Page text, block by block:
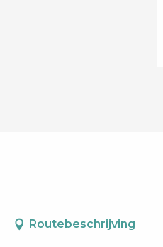
Routebeschrijving